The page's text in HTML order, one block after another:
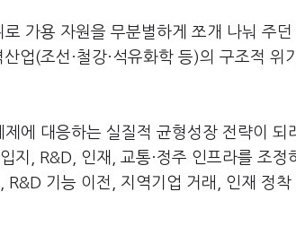
가용 자원을 무분별하게 쪼개 나눠 주
업(조선·철강·석유화학 등)의 구조적 위
에 대응하는 실질적 균형성장 전략이 되
지, R&D, 인재, 교통·정주 인프라를 조정
기능 이전, 지역기업 거래, 인재 정